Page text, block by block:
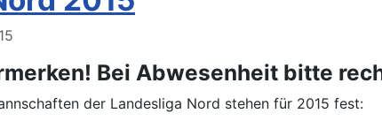
Bei Abwesenheit bitte
der Landesliga Nord stehen für 2015 fest: